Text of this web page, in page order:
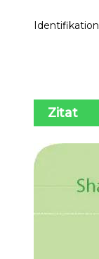
Identifikation
Zitat